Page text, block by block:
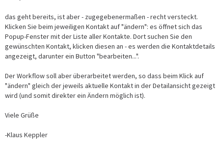
das geht bereits, ist aber - zugegebenermaßen - recht versteckt.
Klicken Sie beim jeweiligen Kontakt auf "ändern": es öffnet sich das
Popup-Fenster mit der Liste aller Kontakte. Dort suchen Sie den
gewünschten Kontakt, klicken diesen an - es werden die Kontaktdetails
angezeigt, darunter ein Button "bearbeiten...".
Der Workflow soll aber überarbeitet werden, so dass beim Klick auf
"ändern" gleich der jeweils aktuelle Kontakt in der Detailansicht gezeigt
wird (und somit direkter ein Ändern möglich ist).
Viele Grüße
-Klaus Keppler